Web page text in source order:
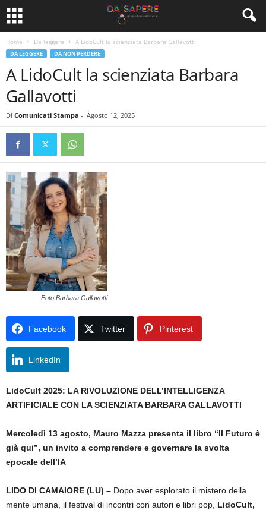
Home Da leggere A LidoCult la scienziata Barbara Gallavotti
DA LEGGERE DA NON PERDERE
A LidoCult la scienziata Barbara
Gallavotti
Di Comunicati Stampa - Agosto 12, 2025
Foto Barbara Gallavotti
Facebook Twitter Pinterest
LinkedIn
LidoCult 2025: LA RIVOLUZIONE DELL’INTELLIGENZA
ARTIFICIALE CON LA SCIENZIATA BARBARA GALLAVOTTI
Mercoledì 13 agosto, Mauro Mazza presenta il libro “Il Futuro è
già qui”, un invito a comprendere e governare la svolta
epocale dell’IA
LIDO DI CAMAIORE (LU) – Dopo aver esplorato il mistero della
mente umana, il festival di incontri con autori e libri pop, LidoCult,